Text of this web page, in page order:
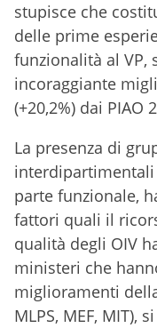
stupisce che
delle prime
funzionalità al VP,
incoraggiante
(+20,2%) dai PIAO
La presenza di
parte funzionale,
fattori quali il
qualità degli OIV
ministeri che
miglioramenti
MLPS, MEF, MIT),